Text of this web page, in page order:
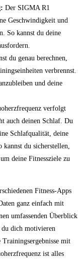
Der SIGMA R1
Geschwindigkeit und
So kannst du deine
du genau berechnen,
verbrennst.
und deine
verfolgt
auch deinen Schlaf. Du
Schlafqualität, deine
kannst du sicherstellen,
deine Fitnessziele zu
Fitness-Apps
ganz einfach mit
umfassenden Überblick
du dich motivieren
mit
ist alles